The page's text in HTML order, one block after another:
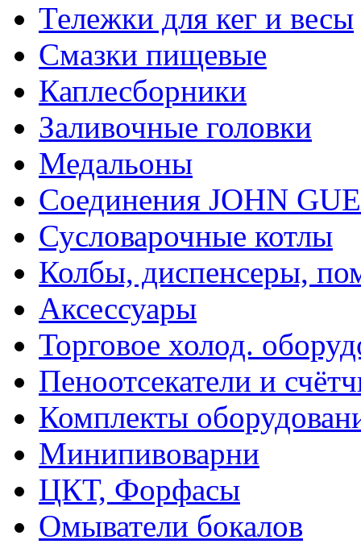
Тележки для кег и весы
Смазки пищевые
Каплесборники
Заливочные головки
Медальоны
Соединения JOHN
Сусловарочные котлы
Колбы, диспенсеры,
Аксессуары
Торговое холод.
Пеноотсекатели и
Комплекты
Минипивоварни
ЦКТ, Форфасы
Омыватели бокалов